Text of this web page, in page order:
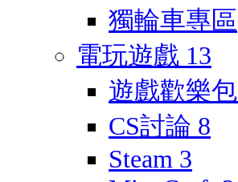
獨輪車專區
電玩遊戲 13
遊戲歡樂包
CS討論 8
Steam 3